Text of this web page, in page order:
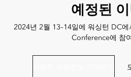
예정된
2024년 2월 13–14일에 워싱턴 DC
Conference에 참